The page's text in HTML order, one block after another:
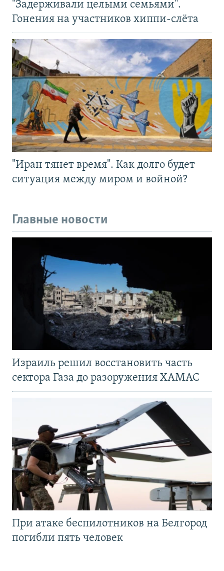
"Задерживали целыми семьями".
Гонения на участников хиппи-слёта
"Иран тянет время". Как долго будет
ситуация между миром и войной?
Главные новости
Израиль решил восстановить часть
сектора Газа до разоружения ХАМАС
При атаке беспилотников на Белгород
погибли пять человек